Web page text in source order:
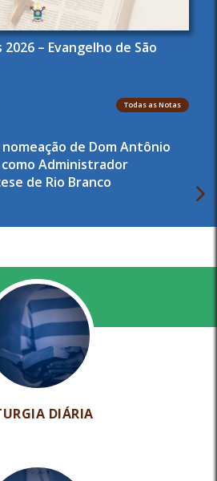
– Evangelho de São
Todas as Notas
de Dom Antônio
Administrador
de Rio Branco
DIÁRIA